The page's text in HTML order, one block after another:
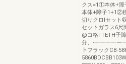
クス=1①本体+
本体+障子1+1②
切りクロlセット
セッ卜ガラス6尺
@コ格FTETH子
分、-一一一一ー
卜フラックCB-